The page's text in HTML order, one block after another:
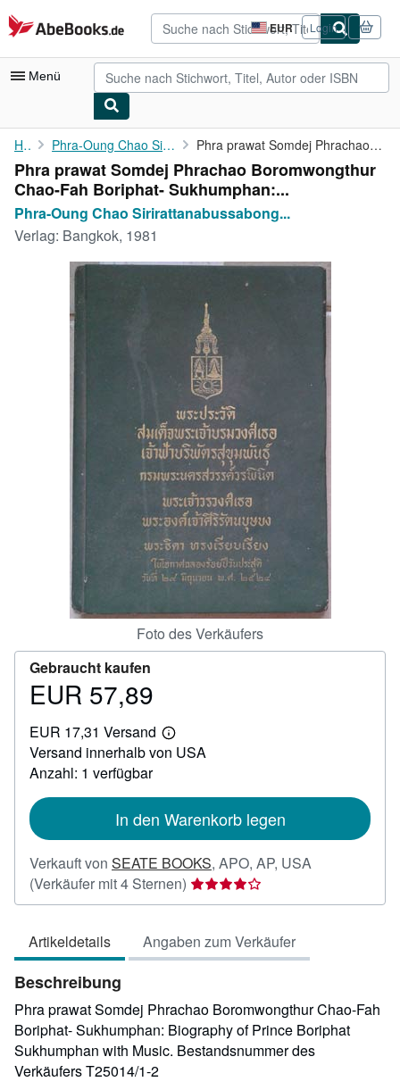
Zum Hauptinhalt
AbeBooks.de EUR
Seite
der
Einkaufseinstellungen.
Login
Menü
Nutzerkonto
Meine Bestellungen
Detailsuche
Sammlungen
Antiquarische Bücher
Kunst & Sammlerstücke
Verkäufer
SCHLIESSEN
Home Phra-Oung Chao Sirirattanabussabong Prince Phra prawat Somdej Phrachao Boromwongthur Chao-Fah Boriphat- ...
Phra prawat Somdej Phrachao Boromwongthur
Chao-Fah Boriphat- Sukhumphan:...
Phra-Oung Chao Sirirattanabussabong...
Verlag: Bangkok, 1981
Foto des Verkäufers
Gebraucht kaufen
Preis
57,89
EUR 57,89
EUR 17,31 Versand
Weitere
Informationen
Versand innerhalb von USA
Anzahl: 1 verfügbar
In den Warenkorb legen
Verkauft von SEATE BOOKS, APO, AP, USA
(Verkäufer mit 4 Sternen) Verkäuferbewertung
4
5
Sternen
Artikeldetails Angaben zum Verkäufer
Beschreibung
Phra prawat Somdej Phrachao Boromwongthur Chao-Fah
Boriphat- Sukhumphan: Biography of Prince Boriphat
Sukhumphan with Music. Bestandsnummer des
Verkäufers T25014/1-2